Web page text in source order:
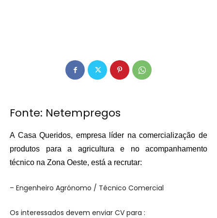
Fonte: Netempregos
A Casa Queridos, empresa líder na comercialização de
produtos para a agricultura e no acompanhamento
técnico na Zona Oeste, está a recrutar:
– Engenheiro Agrónomo / Técnico Comercial
Os interessados devem enviar CV para :